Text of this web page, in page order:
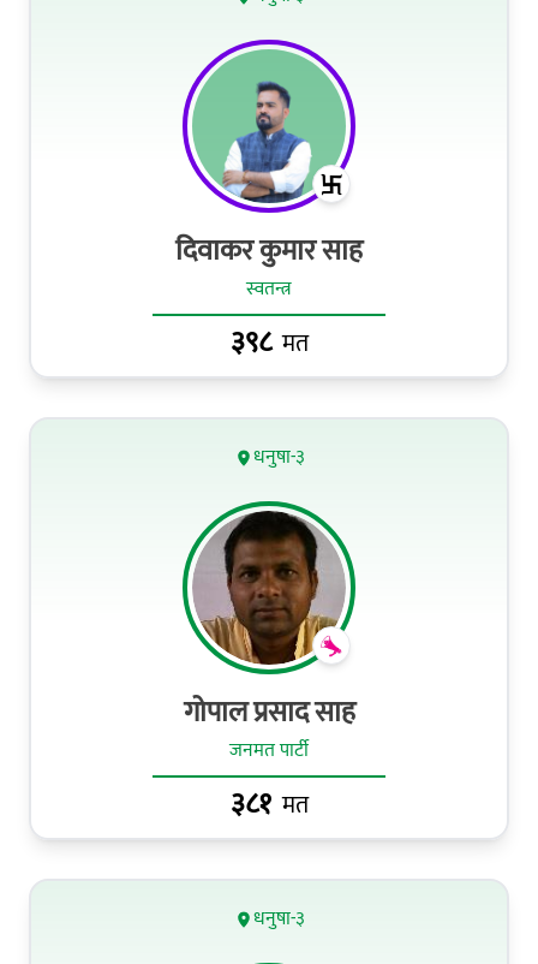
दिवाकर कुमार साह
स्वतन्त्र
३९८मत
धनुषा-३
गोपाल प्रसाद साह
जनमत पार्टी
३८१ मत
धनुषा-३